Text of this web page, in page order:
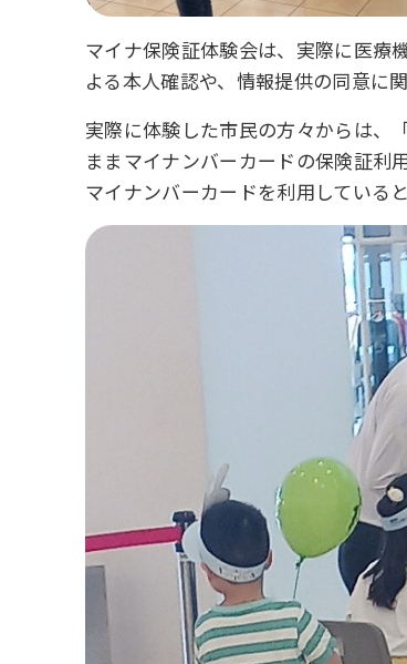
マイナ保険証体験会は、実際に医療
よる本人確認や、情報提供の同意に
実際に体験した市民の方々からは、
ままマイナンバーカードの保険証利
マイナンバーカードを利用している